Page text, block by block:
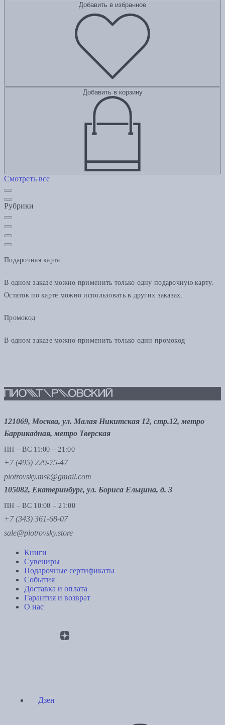
Добавить в избранное
Добавить в корзину
Смотреть все
Рубрики
Подарочная карта
В одном заказе можно применить только одну подарочную карту.
Остаток по карте можно использовать в других заказах.
Промокод
В одном заказе можно применить только один промокод
121069, Москва, ул. Малая Никитская 12, стр.12, метро
Баррикадная, метро Тверская
ПН – ВС 11:00 – 21:00
+7 (495) 229-75-47
piotrovsky.msk@gmail.com
105082, Екатеринбург, ул. Бориса Ельцина, д. 3
ПН – ВС 10:00 – 21:00
+7 (343) 361-68-07
sale@piotrovsky.store
Книги
Сувениры
Подарочные сертификаты
События
Доставка и оплата
Гарантия и возврат
О нас
Дзен